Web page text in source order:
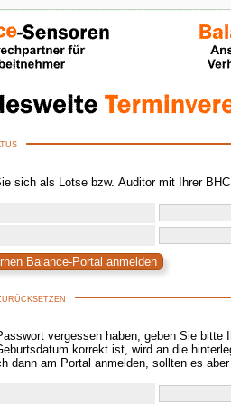
sich als Lotse bzw. Auditor mit Ihrer
vergessen haben, geben Sie bitte
Sie sich dann am Portal anmelden, sollten es